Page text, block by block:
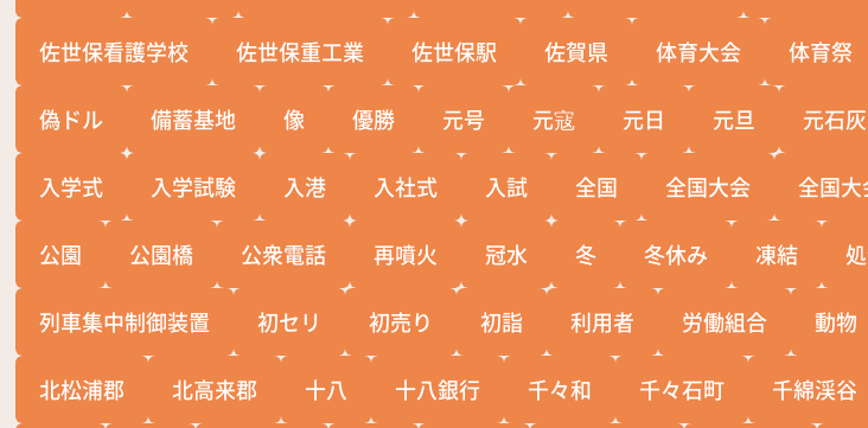
佐世保看護学校 佐世保重工業 佐世保駅 佐賀県 体育大会 体育祭
偽ドル 備蓄基地 像 優勝 元号 元寇 元日 元旦 元石
入学式 入学試験 入港 入社式 入試 全国 全国大会 全国
公園 公園橋 公衆電話 再噴火 冠水 冬 冬休み 凍結
列車集中制御装置 初セリ 初売り 初詣 利用者 労働組合 動物
北松浦郡 北高来郡 十八 十八銀行 千々和 千々石町 千綿渓谷